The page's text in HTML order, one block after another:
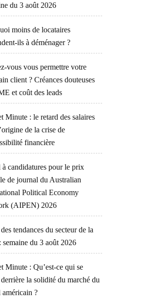
du 3 août 2026
moins de locataires
ils à déménager ?
vous vous permettre votre
client ? Créances douteuses
et coût des leads
Minute : le retard des salaires
de la crise de
financière
à candidatures pour le prix
de journal du Australian
Political Economy
(AIPEN) 2026
tendances du secteur de la
semaine du 3 août 2026
Minute : Qu’est-ce qui se
la solidité du marché du
américain ?